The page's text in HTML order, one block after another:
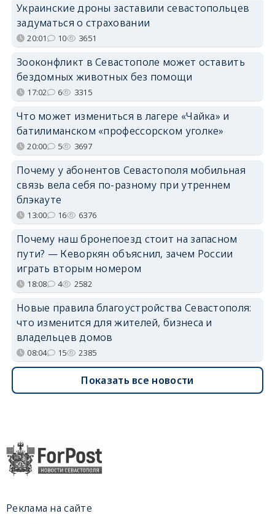
Украинские дроны заставили севастопольцев
задуматься о страховании
20:01 10 3651
Зооконфликт в Севастополе может оставить
бездомных животных без помощи
17:02 6 3315
Что может измениться в лагере «Чайка» и
батилиманском «профессорском уголке»
20:00 5 3697
Почему у абонентов Севастополя мобильная
связь вела себя по-разному при утреннем
блэкауте
13:00 16 6376
Почему наш бронепоезд стоит на запасном
пути? — Кеворкян объяснил, зачем России
играть вторым номером
18:08 4 2582
Новые правила благоустройства Севастополя:
что изменится для жителей, бизнеса и
владельцев домов
08:04 15 2385
Показать все новости
Реклама на сайте